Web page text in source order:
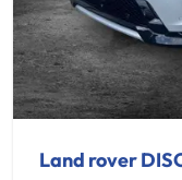
Land rover